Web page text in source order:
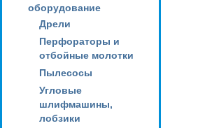
оборудование
Дрели
Перфораторы и
отбойные молотки
Пылесосы
Угловые
шлифмашины,
лобзики